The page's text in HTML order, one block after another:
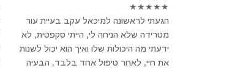
★
★
★
★
★
הגעתי לראשונה למיכאל עקב בעיית עור
מטרידה שלא הניחה לי, הייתי סקפטית, לא
ידעתי מה היכולות שלו ואיך הוא יכול לשנות
את חיי, לאחר טיפול אחד בלבד, הבעיה